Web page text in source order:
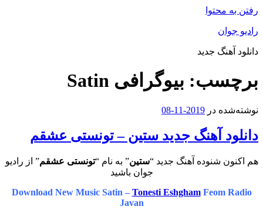
رفتن به محتوا
رادیو جوان
دانلود آهنگ جدید
برچسب: بیوگرافی Satin
نوشته‌شده در 2019-11-08
دانلود آهنگ جدید ستین – تونستی عشقم
هم اکنون شنوده آهنگ جدید “ستین” به نام “تونستی عشقم” از رادیو
جوان باشید
Download New Music Satin – Tonesti EshghamFeom Radio
Javan